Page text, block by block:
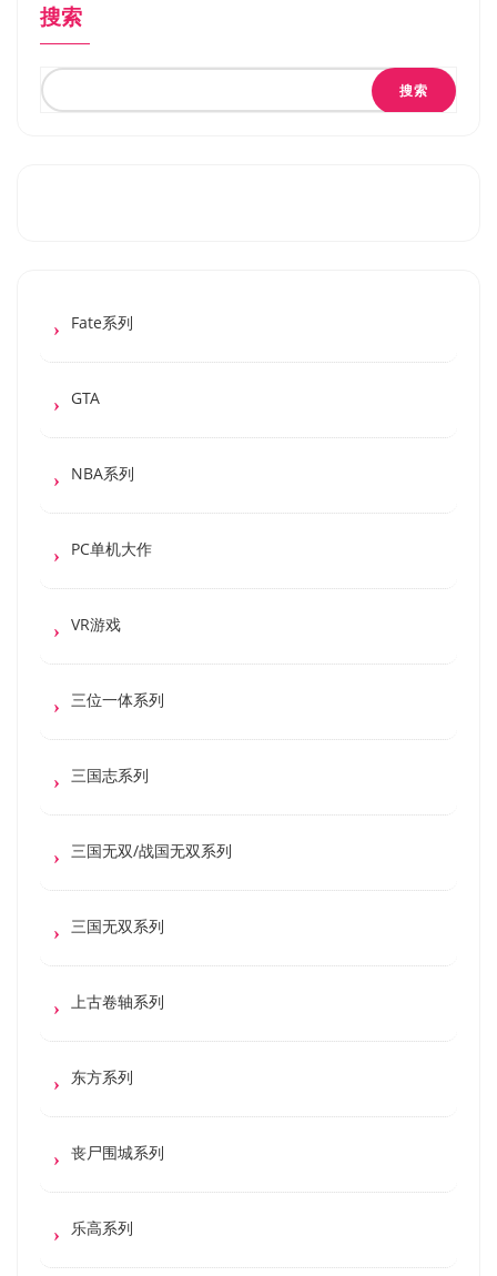
搜索
搜索
Fate系列
GTA
NBA系列
PC单机大作
VR游戏
三位一体系列
三国志系列
三国无双/战国无双系列
三国无双系列
上古卷轴系列
东方系列
丧尸围城系列
乐高系列